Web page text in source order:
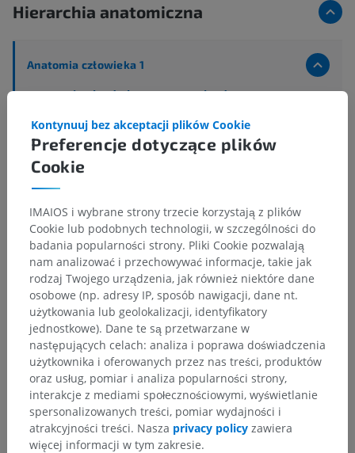
Hierarchia anatomiczna
Anatomia człowieka 1
Anatomia układu kostnego> Układ nerwowy>
Tyłomózgowie >
Tyłomózgowie wtórnego; Most i móżdżek> Most
Nakrywka mostu
Droga pokrywowo-opuszkowa
Powiązane struktury:Nie istnieją struktury powiązane
z tą częścią ciała
Tłumaczenia
Zauważyłeś błąd?
Zachęcamy do przesyłania sugestii poprawek,
tłumaczeń lub innych treści, które przełożą się na
lepszą jakość materiałów.
Preferencje dotyczące plików
Cookie
Kontynuuj bez akceptacji plików Cookie
IMAIOS i wybrane strony trzecie korzystają z plików
Cookie lub podobnych technologii, w szczególności do
badania popularności strony. Pliki Cookie pozwalają
nam analizować i przechowywać informacje, takie jak
rodzaj Twojego urządzenia, jak również niektóre dane
osobowe (np. adresy IP, sposób nawigacji, dane nt.
użytkowania lub geolokalizacji, identyfikatory
jednostkowe). Dane te są przetwarzane w
następujących celach: analiza i poprawa doświadczenia
użytkownika i oferowanych przez nas treści, produktów
oraz usług, pomiar i analiza popularności strony,
interakcje z mediami społecznościowymi, wyświetlanie
spersonalizowanych treści, pomiar wydajności i
atrakcyjności treści. Nasza privacy policy zawiera
więcej informacji w tym zakresie.